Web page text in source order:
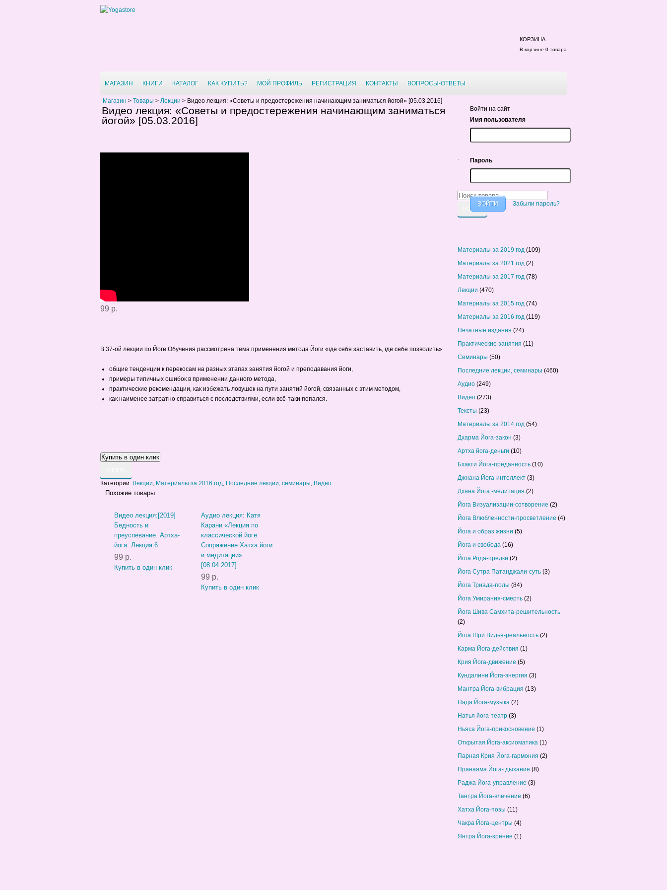
КОРЗИНА
В корзине 0 товара
МАГАЗИН КНИГИ КАТАЛОГ КАК КУПИТЬ? МОЙ ПРОФИЛЬ РЕГИСТРАЦИЯ КОНТАКТЫ ВОПРОСЫ-ОТВЕТЫ
Магазин > Товары > Лекции > Видео лекция: «Советы и предостережения начинающим заниматься йогой» [05.03.2016]
Видео лекция: «Советы и предостережения начинающим заниматься
йогой» [05.03.2016]
Войти на сайт
Имя пользователя
Пароль
Забыли пароль?
99 р.
В 37-ой лекции по Йоге Обучения рассмотрена тема применения метода Йоги «где себя заставить, где себе позволить»:
общие тенденции к перекосам на разных этапах занятия йогой и преподавания йоги,
примеры типичных ошибок в применении данного метода,
практические рекомендации, как избежать ловушек на пути занятий йогой, связанных с этим методом,
как наименее затратно справиться с последствиями, если всё-таки попался.
Категории: Лекции, Материалы за 2016 год, Последние лекции, семинары, Видео.
Похожие товары
Видео лекция:[2019]
Бедность и
преуспевание. Артха-
йога. Лекция 6
99 р.
Купить в один клик
Аудио лекция: Катя
Карани «Лекция по
классической йоге.
Сопряжение Хатха йоги
и медитации».
[08.04.2017]
99 р.
Купить в один клик
.
Материалы за 2019 год (109)
Материалы за 2021 год (2)
Материалы за 2017 год (78)
Лекции (470)
Материалы за 2015 год (74)
Материалы за 2016 год (119)
Печатные издания (24)
Практические занятия (11)
Семинары (50)
Последние лекции, семинары (460)
Аудио (249)
Видео (273)
Тексты (23)
Материалы за 2014 год (54)
Дхарма Йога-закон (3)
Артха йога-деньги (10)
Бхакти Йога-преданность (10)
Джнана Йога-интеллект (3)
Дхяна Йога -медитация (2)
Йога Визуализации-сотворение (2)
Йога Влюбленности-просветление (4)
Йога и образ жизни (5)
Йога и свобода (16)
Йога Рода-предки (2)
Йога Сутра Патанджали-суть (3)
Йога Триада-полы (84)
Йога Умирания-смерть (2)
Йога Шива Самхита-решительность
(2)
Йога Шри Видья-реальность (2)
Карма Йога-действия (1)
Крия Йога-движение (5)
Кундалини Йога-энергия (3)
Мантра Йога-вибрация (13)
Нада Йога-музыка (2)
Натья йога-театр (3)
Ньяса Йога-прикосновение (1)
Открытая Йога-аксиоматика (1)
Парная Крия Йога-гармония (2)
Пранаяма Йога- дыхание (8)
Раджа Йога-управление (3)
Тантра Йога-влечение (6)
Хатха Йога-позы (11)
Чакра Йога-центры (4)
Янтра Йога-зрение (1)